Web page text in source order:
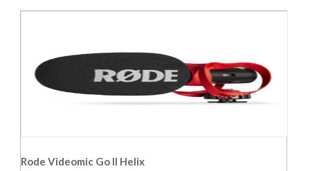
Rode Videomic Go II Helix